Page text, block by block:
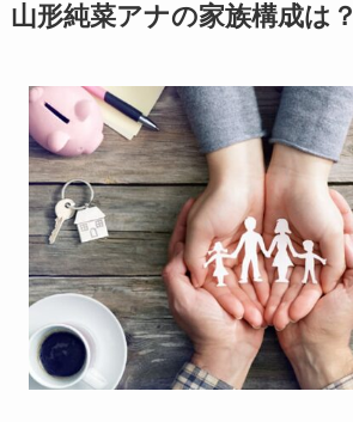
山形純菜アナの家族構成は？